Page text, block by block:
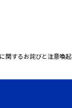
関するお詫びと注意喚起